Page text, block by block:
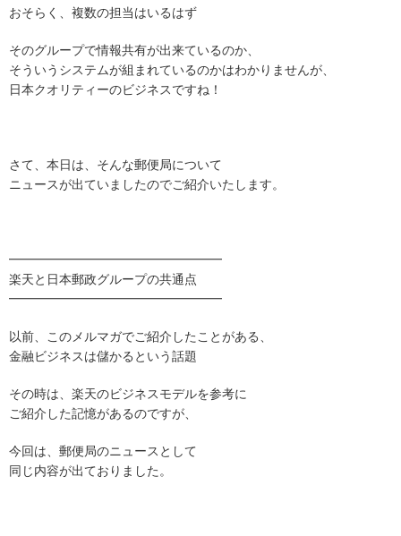
おそらく、複数の担当はいるはず
そのグループで情報共有が出来ているのか、
そういうシステムが組まれているのかはわかりませんが、
日本クオリティーのビジネスですね！
さて、本日は、そんな郵便局について
ニュースが出ていましたのでご紹介いたします。
━━━━━━━━━━━━━━━━━
楽天と日本郵政グループの共通点
━━━━━━━━━━━━━━━━━
以前、このメルマガでご紹介したことがある、
金融ビジネスは儲かるという話題
その時は、楽天のビジネスモデルを参考に
ご紹介した記憶があるのですが、
今回は、郵便局のニュースとして
同じ内容が出ておりました。